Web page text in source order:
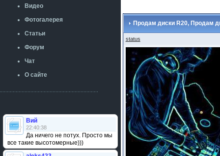
Видео
Фотогалерея
Статьи
Форум
Чат
О сайте
Вий
22:40:38
Да ничего не потух. Просто мы
все такие высотомерные)))
Продам диски R20, Продам
status